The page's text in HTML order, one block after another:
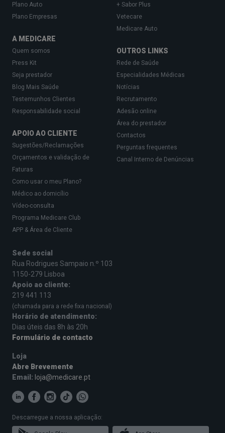
Plano Auto
Plano Empresas
A MEDICARE
Quem somos
Press Kit
Seja prestador
Blog Mais Saúde
Testemunhos Clientes
Responsabilidade social
APOIO AO CLIENTE
Sugestões/Reclamações
Orçamentos e validação de
Faturas
Como usar o meu Plano?
Médico ao domicílio
Vídeo-consulta
Programa Medicare Club
APP & Área de Cliente
+ Sabor Plus
Vetecare
Medicare Auto
OUTROS LINKS
Rede de Saúde
Especialidades Médicas
Notícias
Recrutamento
Adesão online
Área do prestador
Contactos
Perguntas frequentes
Canal Interno de Denúncias
Sede social
Rua Rodrigues Sampaio n.º 103
1150-279 Lisboa
Apoio ao cliente:
219 441 113
(chamada para a rede fixa nacional)
Horário de atendimento:
Dias úteis das 8h às 20h
Formulário de contacto
Loja
Abre Brevemente
Email: loja@medicare.pt
Descarregue a nossa aplicação: